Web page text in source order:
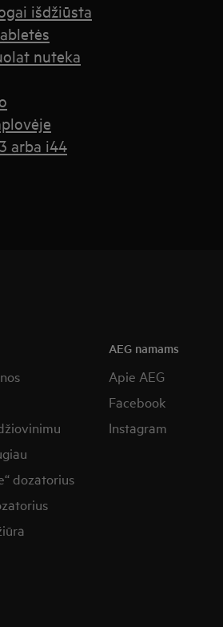
išdžiūsta
nuteka
arba i44
dozatorius
AEG namams
Apie AEG
Facebook
Instagram